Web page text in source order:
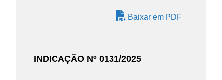
Baixar em PDF
INDICAÇÃO Nº 0131/2025